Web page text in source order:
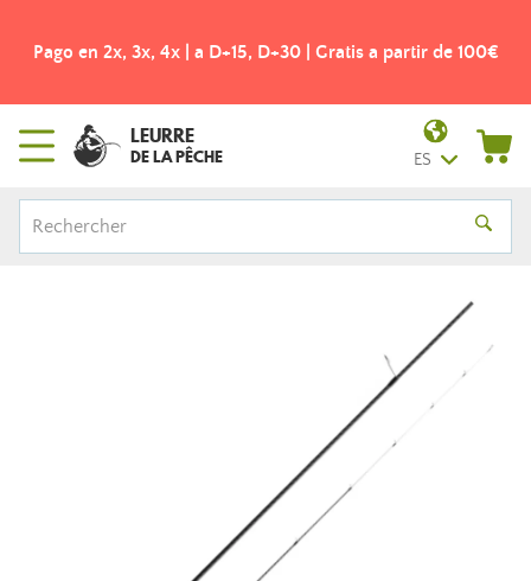
Pago en 2x, 3x, 4x | a D+15, D+30 | Gratis a partir de 100€
LEURRE
DE LA PÊCHE ES